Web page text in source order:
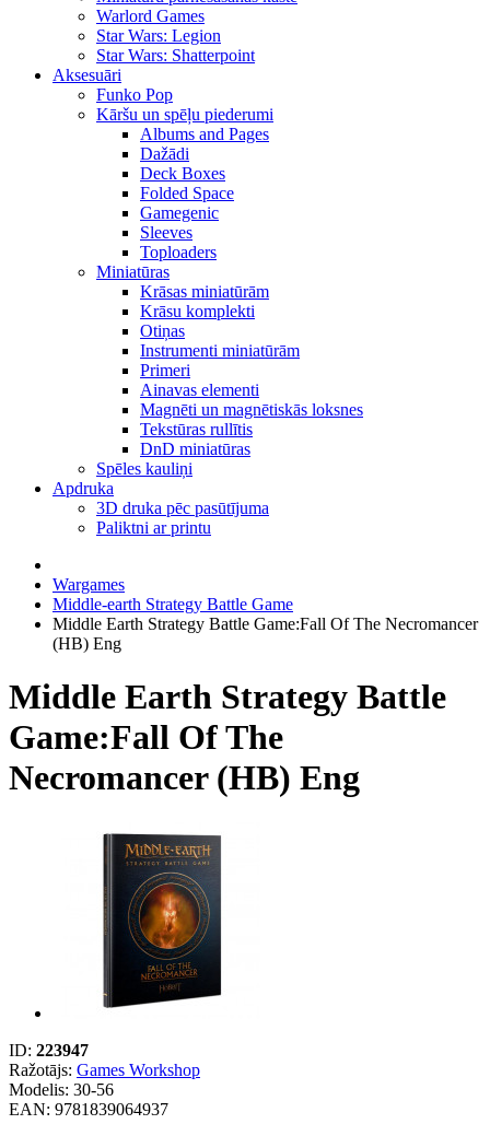
Warlord Games
Star Wars: Legion
Star Wars: Shatterpoint
Aksesuāri
Funko Pop
Kāršu un spēļu piederumi
Albums and Pages
Dažādi
Deck Boxes
Folded Space
Gamegenic
Sleeves
Toploaders
Miniatūras
Krāsas miniatūrām
Krāsu komplekti
Otiņas
Instrumenti miniatūrām
Primeri
Ainavas elementi
Magnēti un magnētiskās loksnes
Tekstūras rullītis
DnD miniatūras
Spēles kauliņi
Apdruka
3D druka pēc pasūtījuma
Paliktni ar printu
Wargames
Middle-earth Strategy Battle Game
Middle Earth Strategy Battle Game:Fall Of The Necromancer
(HB) Eng
Middle Earth Strategy Battle
Game:Fall Of The
Necromancer (HB) Eng
ID: 223947
Ražotājs: Games Workshop
Modelis: 30-56
EAN: 9781839064937